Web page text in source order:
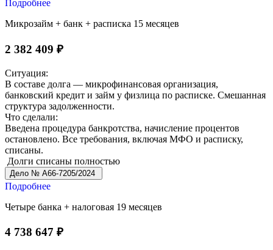
Подробнее
Микрозайм + банк + расписка 15 месяцев
2 382 409 ₽
Ситуация:
В составе долга — микрофинансовая организация,
банковский кредит и займ у физлица по расписке. Смешанная
структура задолженности.
Что сделали:
Введена процедура банкротства, начисление процентов
остановлено. Все требования, включая МФО и расписку,
списаны.
Долги списаны полностью
Дело № А66-7205/2024
Подробнее
Четыре банка + налоговая 19 месяцев
4 738 647 ₽